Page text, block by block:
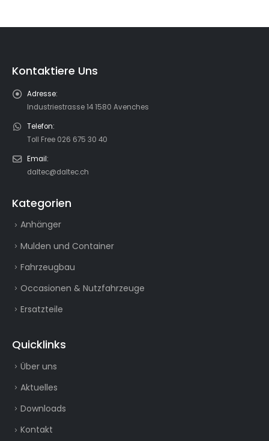
Kontaktiere Uns
Adresse:
Industriestrasse 14 1580 Avenches
Telefon:
Toll Free 026 675 30 40
Email:
daltec@daltec.ch
Kategorien
Anhänger
Mulden und Container
Fahrzeugbau
Occasionen & Nutzfahrzeuge
Ersatzteile
Quicklinks
Über uns
Aktuelles
Downloads
Kontakt